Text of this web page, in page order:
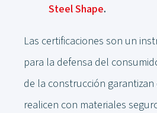
Steel Shape.
Las certificaciones son un
para la defensa del
de la construcción
realicen con materiales